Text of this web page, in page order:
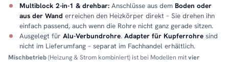
Multiblock 2-in-1 & drehbar: Anschlüsse aus dem Boden oder
aus der Wand erreichen den Heizkörper direkt – Sie drehen ihn
einfach passend, auch wenn die Rohre nicht ganz gerade sitzen.
Ausgelegt für Alu-Verbundrohre. Adapter für Kupferrohre sind
nicht im Lieferumfang – separat im Fachhandel erhältlich.
Mischbetrieb(Heizung & Strom kombiniert) ist bei Modellen mitvier